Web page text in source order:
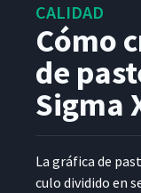
CALIDAD
Cómo
de
Sigma
La grá­fi­ca de
cu­lo divi­di­do en
1
Calidad
2 Calidad